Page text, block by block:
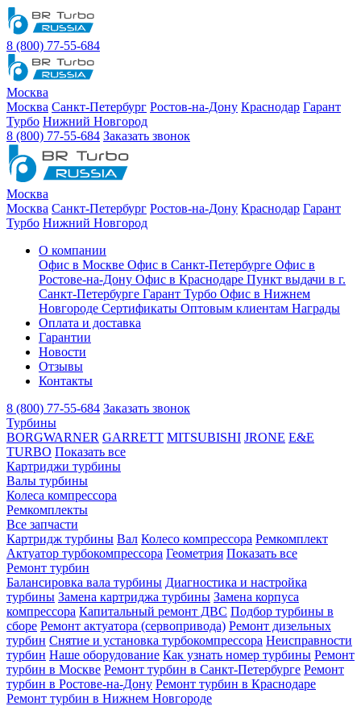
8 (800) 77-55-684
Москва
Москва Санкт-Петербург Ростов-на-Дону Краснодар Гарант
Турбо Нижний Новгород
8 (800) 77-55-684 Заказать звонок
Москва
Москва Санкт-Петербург Ростов-на-Дону Краснодар Гарант
Турбо Нижний Новгород
О компании
Офис в Москве Офис в Санкт-Петербурге Офис в
Ростове-на-Дону Офис в Краснодаре Пункт выдачи в г.
Санкт-Петербурге Гарант Турбо Офис в Нижнем
Новгороде Сертификаты Оптовым клиентам Награды
Оплата и доставка
Гарантии
Новости
Отзывы
Контакты
8 (800) 77-55-684 Заказать звонок
Турбины
BORGWARNER GARRETT MITSUBISHI JRONE E&E
TURBO Показать все
Картриджи турбины
Валы турбины
Колеса компрессора
Ремкомплекты
Все запчасти
Картридж турбины Вал Колесо компрессора Ремкомплект
Актуатор турбокомпрессора Геометрия Показать все
Ремонт турбин
Балансировка вала турбины Диагностика и настройка
турбины Замена картриджа турбины Замена корпуса
компрессора Капитальный ремонт ДВС Подбор турбины в
сборе Ремонт актуатора (сервопривода) Ремонт дизельных
турбин Снятие и установка турбокомпрессора Неисправности
турбин Наше оборудование Как узнать номер турбины Ремонт
турбин в Москве Ремонт турбин в Санкт-Петербурге Ремонт
турбин в Ростове-на-Дону Ремонт турбин в Краснодаре
Ремонт турбин в Нижнем Новгороде